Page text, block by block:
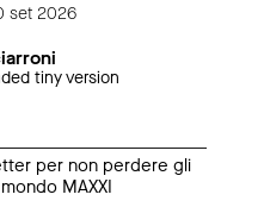
set 2026
tiny version
per non perdere gli
MAXXI